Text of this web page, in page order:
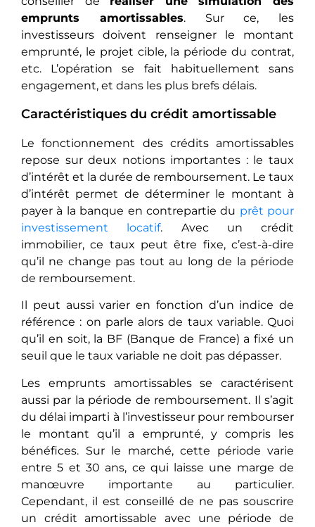
emprunts amortissables. Sur ce, les
investisseurs doivent renseigner le montant
emprunté, le projet cible, la période du contrat,
etc. L’opération se fait habituellement sans
engagement, et dans les plus brefs délais.
Caractéristiques du crédit amortissable
Le fonctionnement des crédits amortissables
repose sur deux notions importantes : le taux
d’intérêt et la durée de remboursement. Le taux
d’intérêt permet de déterminer le montant à
payer à la banque en contrepartie du prêt pour
investissement locatif. Avec un crédit
immobilier, ce taux peut être fixe, c’est-à-dire
qu’il ne change pas tout au long de la période
de remboursement.
Il peut aussi varier en fonction d’un indice de
référence : on parle alors de taux variable. Quoi
qu’il en soit, la BF (Banque de France) a fixé un
seuil que le taux variable ne doit pas dépasser.
Les emprunts amortissables se caractérisent
aussi par la période de remboursement. Il s’agit
du délai imparti à l’investisseur pour rembourser
le montant qu’il a emprunté, y compris les
bénéfices. Sur le marché, cette période varie
entre 5 et 30 ans, ce qui laisse une marge de
manœuvre importante au particulier.
Cependant, il est conseillé de ne pas souscrire
un crédit amortissable avec une période de